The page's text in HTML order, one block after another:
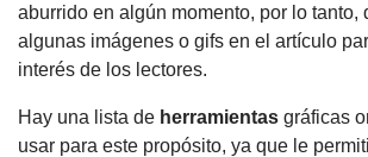
aburrido en algún momento, por lo tanto,
algunas imágenes o gifs en el artículo
interés de los lectores.
Hay una lista de herramientas gráficas
usar para este propósito, ya que le